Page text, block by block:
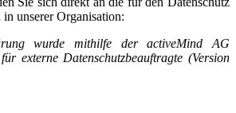
unserer Organisation:
wurde mithilfe der activeMind AG
externe Datenschutzbeauftragte (Version